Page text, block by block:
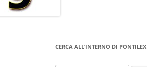
CERCA ALL’INTERNO DI PONTILEX